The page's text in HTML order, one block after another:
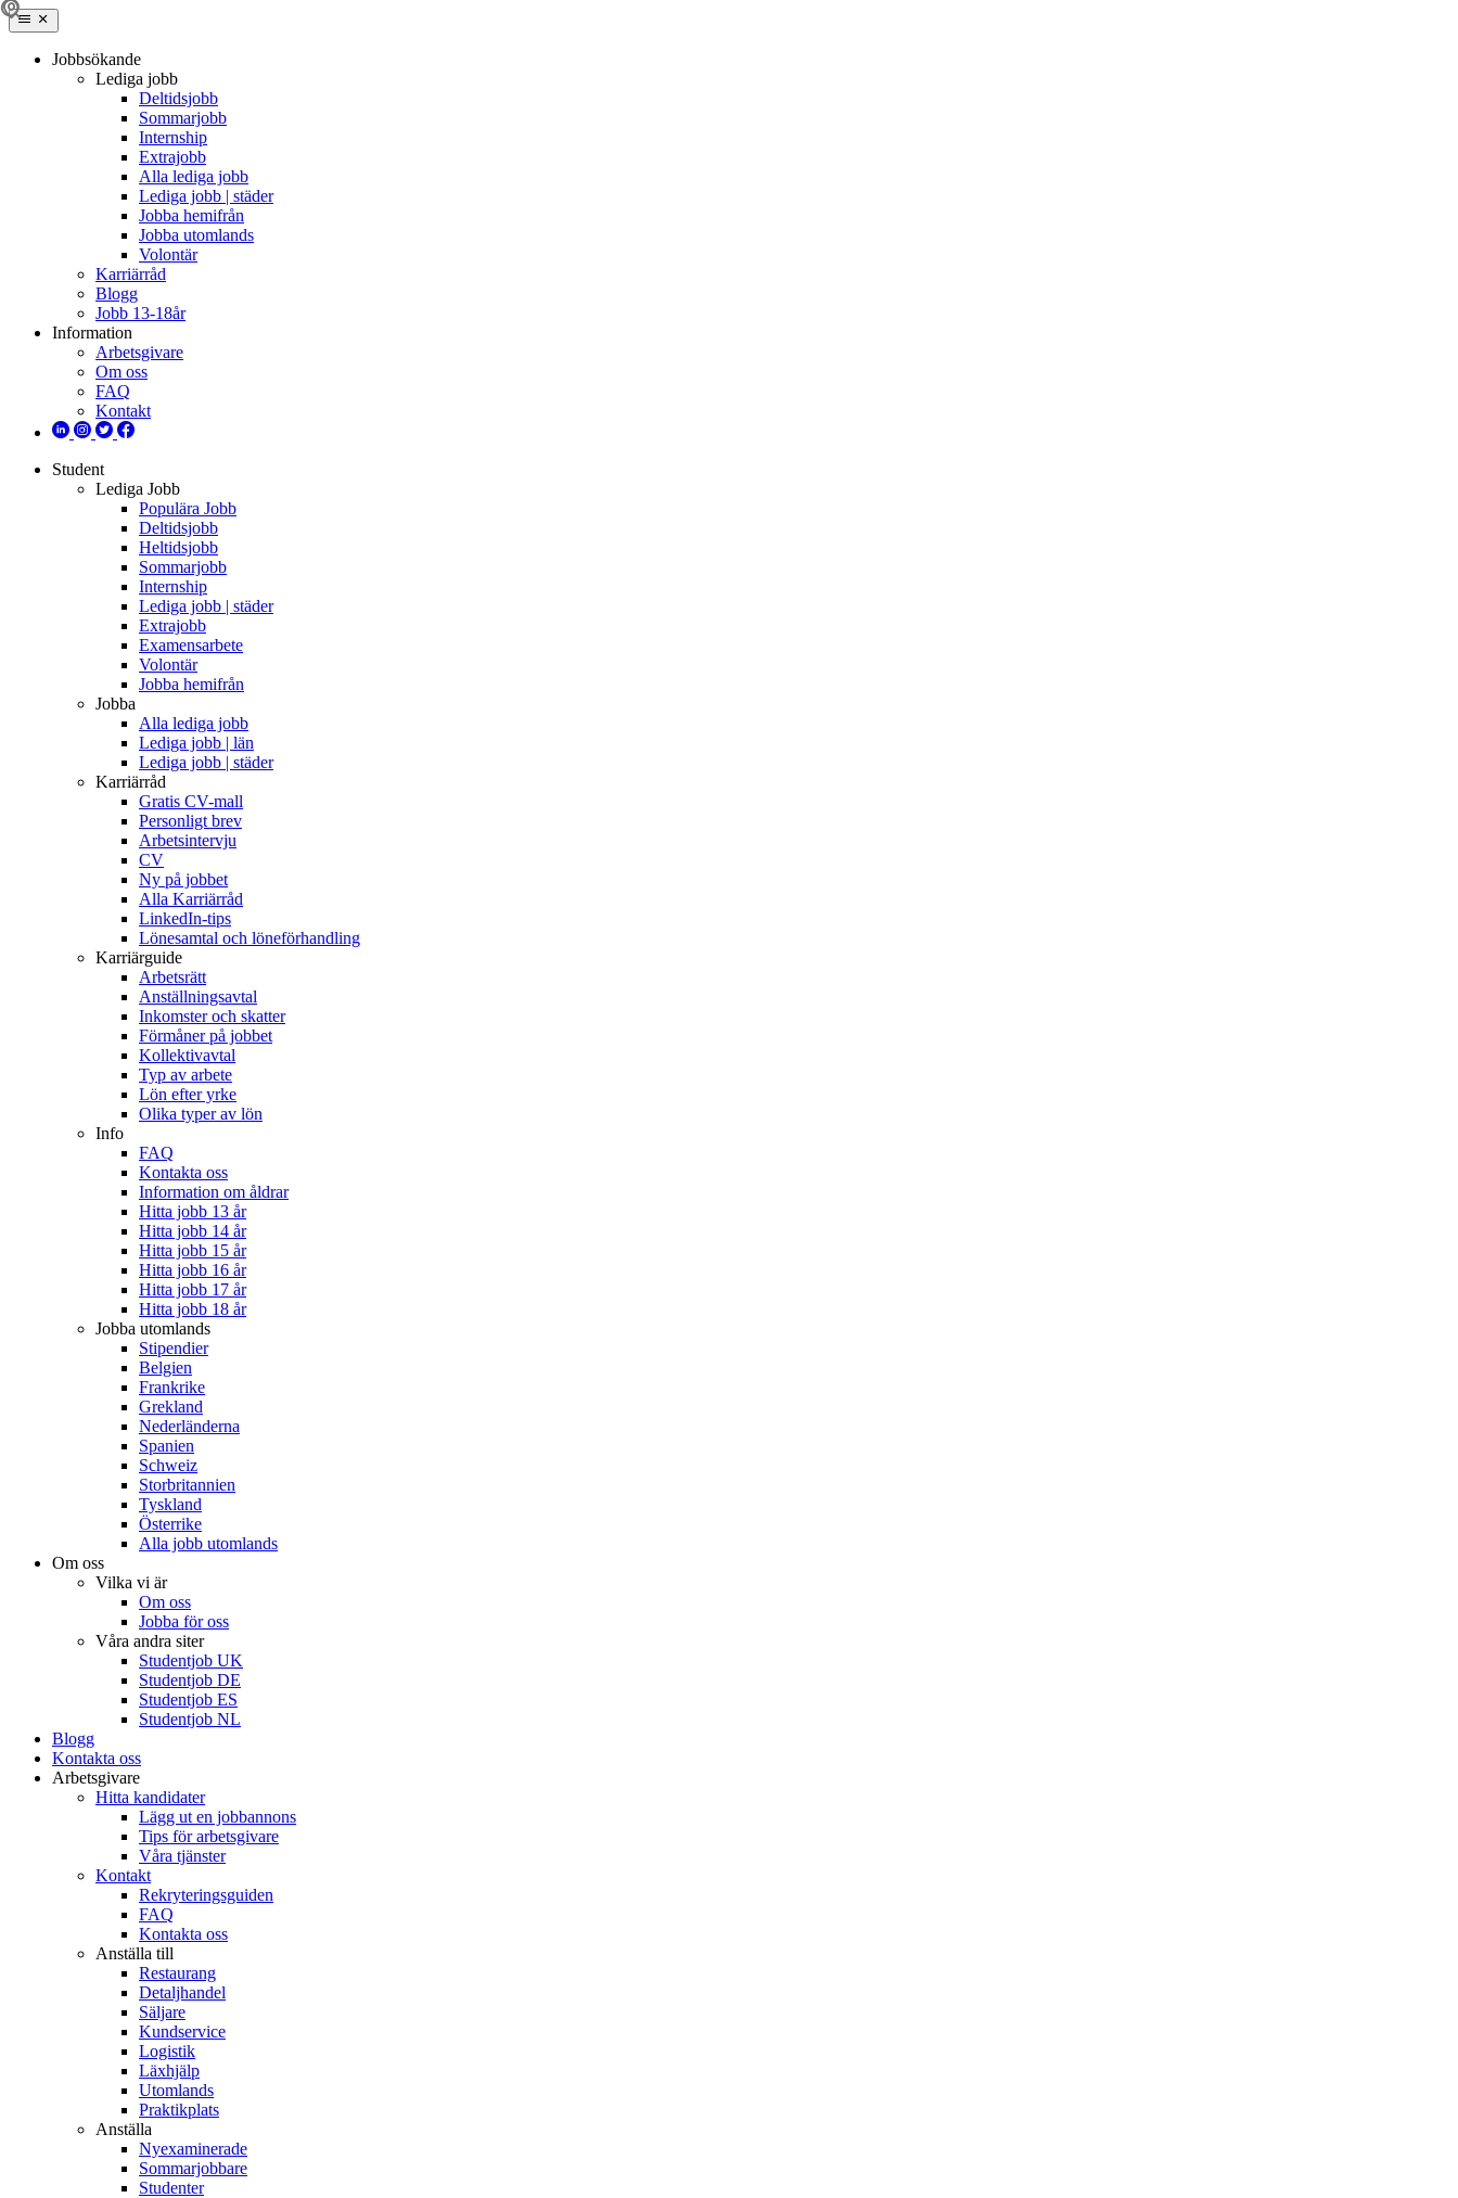
Jobbsökande
Lediga jobb
Deltidsjobb
Sommarjobb
Internship
Extrajobb
Alla lediga jobb
Lediga jobb | städer
Jobba hemifrån
Jobba utomlands
Volontär
Karriärråd
Blogg
Jobb 13-18år
Information
Arbetsgivare
Om oss
FAQ
Kontakt
Student
Lediga Jobb
Populära Jobb
Deltidsjobb
Heltidsjobb
Sommarjobb
Internship
Lediga jobb | städer
Extrajobb
Examensarbete
Volontär
Jobba hemifrån
Jobba
Alla lediga jobb
Lediga jobb | län
Lediga jobb | städer
Karriärråd
Gratis CV-mall
Personligt brev
Arbetsintervju
CV
Ny på jobbet
Alla Karriärråd
LinkedIn-tips
Lönesamtal och löneförhandling
Karriärguide
Arbetsrätt
Anställningsavtal
Inkomster och skatter
Förmåner på jobbet
Kollektivavtal
Typ av arbete
Lön efter yrke
Olika typer av lön
Info
FAQ
Kontakta oss
Information om åldrar
Hitta jobb 13 år
Hitta jobb 14 år
Hitta jobb 15 år
Hitta jobb 16 år
Hitta jobb 17 år
Hitta jobb 18 år
Jobba utomlands
Stipendier
Belgien
Frankrike
Grekland
Nederländerna
Spanien
Schweiz
Storbritannien
Tyskland
Österrike
Alla jobb utomlands
Om oss
Vilka vi är
Om oss
Jobba för oss
Våra andra siter
Studentjob UK
Studentjob DE
Studentjob ES
Studentjob NL
Blogg
Kontakta oss
Arbetsgivare
Hitta kandidater
Lägg ut en jobbannons
Tips för arbetsgivare
Våra tjänster
Kontakt
Rekryteringsguiden
FAQ
Kontakta oss
Anställa till
Restaurang
Detaljhandel
Säljare
Kundservice
Logistik
Läxhjälp
Utomlands
Praktikplats
Anställa
Nyexaminerade
Sommarjobbare
Studenter